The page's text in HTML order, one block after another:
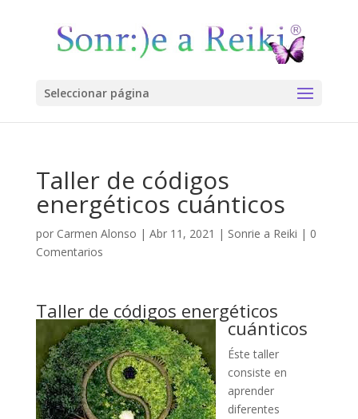
Seleccionar página
Taller de códigos
energéticos cuánticos
por Carmen Alonso | Abr 11, 2021 | Sonrie a Reiki | 0
Comentarios
Taller de códigos energéticos
cuánticos
Éste taller
consiste en
aprender
diferentes